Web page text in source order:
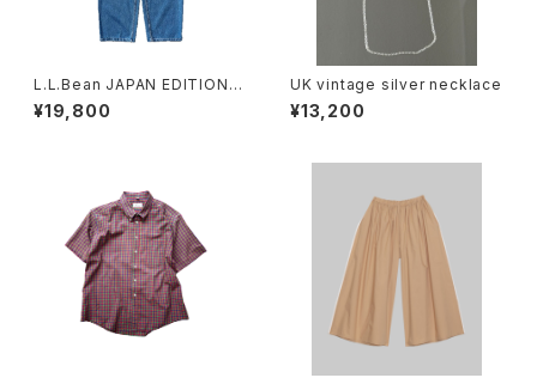
L.L.Bean JAPAN EDITION
(エルエルビーン ジャパンエディ
ション) Men's Dexter Comf
¥19,800
UK vintage silver necklace
¥13,200